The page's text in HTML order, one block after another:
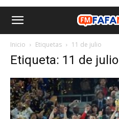
Inicio Etiquetas 11 de julio
Etiqueta: 11 de julio